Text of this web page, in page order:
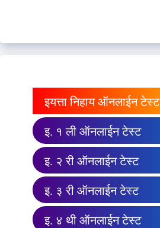
इयत्ता निहाय ऑनलाईन टेस्ट
इ. १ ली ऑनलाईन टेस्ट
इ. २ री ऑनलाईन टेस्ट
इ. ३ री ऑनलाईन टेस्ट
इ. ४ थी ऑनलाईन टेस्ट